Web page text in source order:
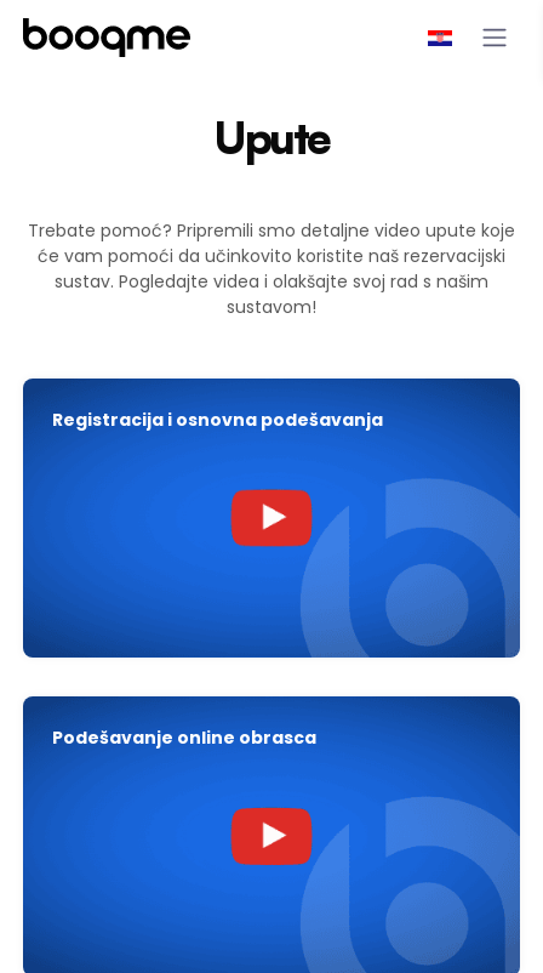
Upute
Trebate pomoć? Pripremili smo detaljne video upute koje
će vam pomoći da učinkovito koristite naš rezervacijski
sustav. Pogledajte videa i olakšajte svoj rad s našim
sustavom!
Registracija i osnovna podešavanja
Podešavanje online obrasca